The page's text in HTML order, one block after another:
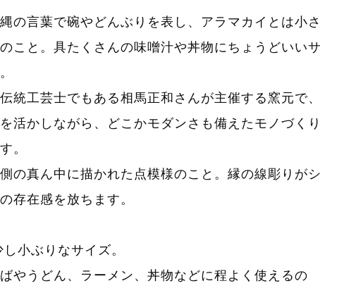
の言葉で碗やどんぶりを表し、アラマカイとは小さ
こと。具たくさんの味噌汁や丼物にちょうどいいサ
統工芸士でもある相馬正和さんが主催する窯元で、
活かしながら、どこかモダンさも備えたモノづくり
。
の真ん中に描かれた点模様のこと。縁の線彫りがシ
存在感を放ちます。
小ぶりなサイズ。
やうどん、ラーメン、丼物などに程よく使えるの